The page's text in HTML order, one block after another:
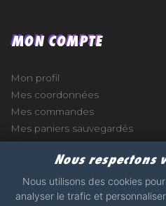
MON COMPTE
Mon profil
Mes coordonnées
Mes commandes
Mes paniers sauvegardés
Nous respectons
Nous utilisons des cookies
analyser le trafic et